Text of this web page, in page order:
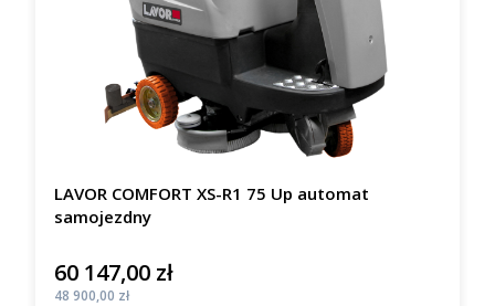
LAVOR COMFORT XS-R1 75 Up automat
samojezdny
Cena
60 147,00 zł
Cena
48 900,00 zł